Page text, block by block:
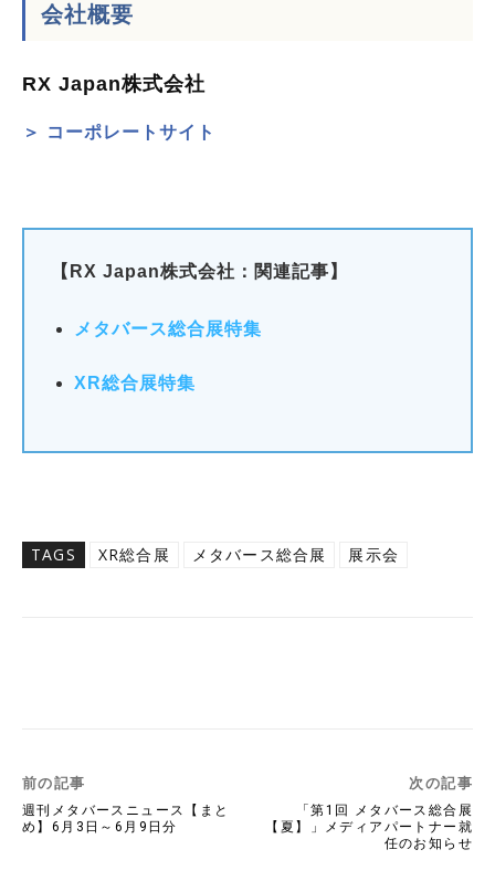
会社概要
RX Japan株式会社
＞ コーポレートサイト
【RX Japan株式会社：関連記事】
メタバース総合展特集
XR総合展特集
TAGS XR総合展 メタバース総合展 展示会
前の記事
週刊メタバースニュース【まと
め】6月3日～6月9日分
次の記事
「第1回 メタバース総合展
【夏】」メディアパートナー就
任のお知らせ